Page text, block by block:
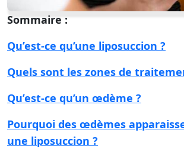
Sommaire :
Qu’est-ce qu’une liposuccion ?
Quels sont les zones de
Qu’est-ce qu’un œdème ?
Pourquoi des œdèmes
une liposuccion ?